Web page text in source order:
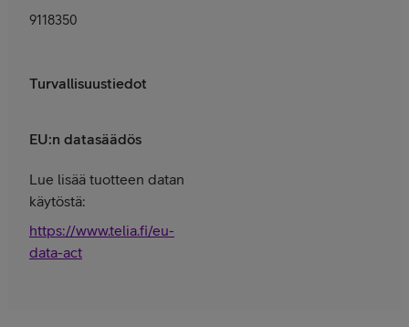
9118350
Turvallisuustiedot
EU:n datasäädös
Lue lisää tuotteen datan
käytöstä:
https://www.telia.fi/eu-
data-act